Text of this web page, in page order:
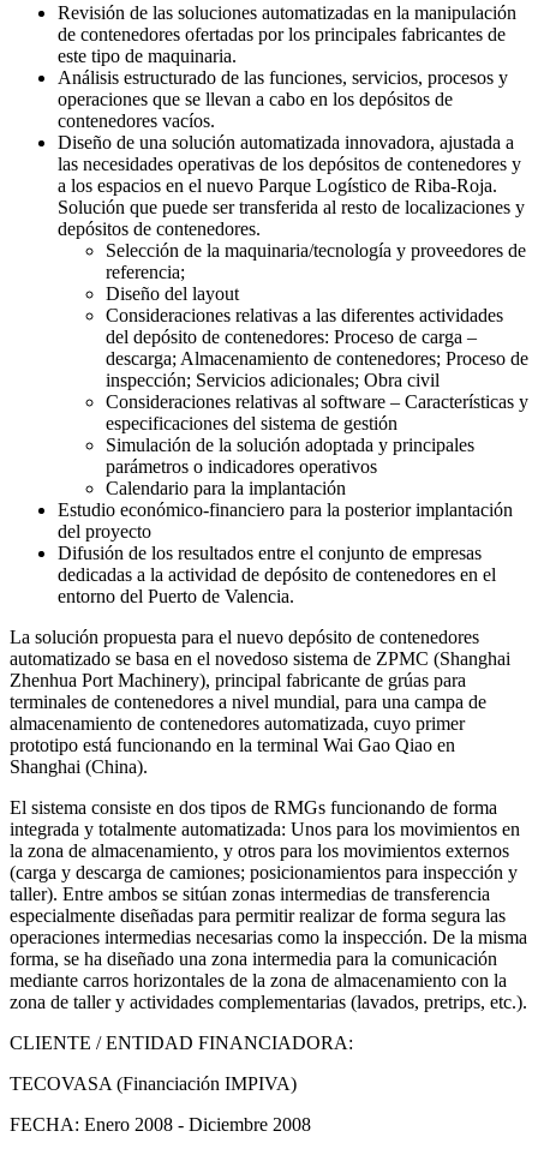
Revisión de las soluciones automatizadas en la manipulación
de contenedores ofertadas por los principales fabricantes de
este tipo de maquinaria.
Análisis estructurado de las funciones, servicios, procesos y
operaciones que se llevan a cabo en los depósitos de
contenedores vacíos.
Diseño de una solución automatizada innovadora, ajustada a
las necesidades operativas de los depósitos de contenedores y
a los espacios en el nuevo Parque Logístico de Riba-Roja.
Solución que puede ser transferida al resto de localizaciones y
depósitos de contenedores.
Selección de la maquinaria/tecnología y proveedores de
referencia;
Diseño del layout
Consideraciones relativas a las diferentes actividades
del depósito de contenedores: Proceso de carga –
descarga; Almacenamiento de contenedores; Proceso de
inspección; Servicios adicionales; Obra civil
Consideraciones relativas al software – Características y
especificaciones del sistema de gestión
Simulación de la solución adoptada y principales
parámetros o indicadores operativos
Calendario para la implantación
Estudio económico-financiero para la posterior implantación
del proyecto
Difusión de los resultados entre el conjunto de empresas
dedicadas a la actividad de depósito de contenedores en el
entorno del Puerto de Valencia.
La solución propuesta para el nuevo depósito de contenedores
automatizado se basa en el novedoso sistema de ZPMC (Shanghai
Zhenhua Port Machinery), principal fabricante de grúas para
terminales de contenedores a nivel mundial, para una campa de
almacenamiento de contenedores automatizada, cuyo primer
prototipo está funcionando en la terminal Wai Gao Qiao en
Shanghai (China).
El sistema consiste en dos tipos de RMGs funcionando de forma
integrada y totalmente automatizada: Unos para los movimientos en
la zona de almacenamiento, y otros para los movimientos externos
(carga y descarga de camiones; posicionamientos para inspección y
taller). Entre ambos se sitúan zonas intermedias de transferencia
especialmente diseñadas para permitir realizar de forma segura las
operaciones intermedias necesarias como la inspección. De la misma
forma, se ha diseñado una zona intermedia para la comunicación
mediante carros horizontales de la zona de almacenamiento con la
zona de taller y actividades complementarias (lavados, pretrips, etc.).
CLIENTE / ENTIDAD FINANCIADORA:
TECOVASA (Financiación IMPIVA)
FECHA: Enero 2008 - Diciembre 2008